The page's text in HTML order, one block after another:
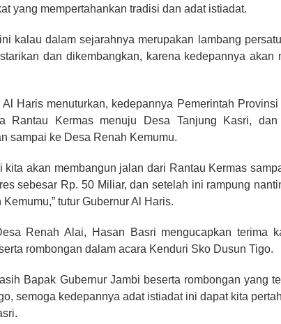
yang mempertahankan tradisi dan adat istiadat.
kalau dalam sejarahnya merupakan lambang
dan dikembangkan, karena kedepannya akan
Al Haris menuturkan, kedepannya Pemerintah
Rantau Kermas menuju Desa Tanjung Kasri,
sampai ke Desa Renah Kemumu.
kita akan membangun jalan dari Rantau Kermas
sebesar Rp. 50 Miliar, dan setelah ini rampung
Kemumu,” tutur Gubernur Al Haris.
Renah Alai, Hasan Basri mengucapkan terima
rombongan dalam acara Kenduri Sko Dusun Tigo.
Bapak Gubernur Jambi beserta rombongan yang
semoga kedepannya adat istiadat ini dapat kita